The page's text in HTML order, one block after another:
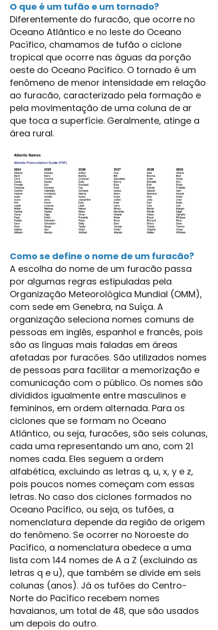
O que é um tufão e um tornado?
Diferentemente do furacão, que ocorre no
Oceano Atlântico e no leste do Oceano
Pacífico, chamamos de tufão o ciclone
tropical que ocorre nas águas da porção
oeste do Oceano Pacífico. O tornado é um
fenômeno de menor intensidade em relação
ao furacão, caracterizado pela formação e
pela movimentação de uma coluna de ar
que toca a superfície. Geralmente, atinge a
área rural.
Como se define o nome de um furacão?
A escolha do nome de um furacão passa
por algumas regras estipuladas pela
Organização Meteorológica Mundial (OMM),
com sede em Genebra, na Suíça. A
organização seleciona nomes comuns de
pessoas em inglês, espanhol e francês, pois
são as línguas mais faladas em áreas
afetadas por furacões. São utilizados nomes
de pessoas para facilitar a memorização e
comunicação com o público. Os nomes são
divididos igualmente entre masculinos e
femininos, em ordem alternada. Para os
ciclones que se formam no Oceano
Atlântico, ou seja, furacões, são seis colunas,
cada uma representando um ano, com 21
nomes cada. Eles seguem a ordem
alfabética, excluindo as letras q, u, x, y e z,
pois poucos nomes começam com essas
letras. No caso dos ciclones formados no
Oceano Pacífico, ou seja, os tufões, a
nomenclatura depende da região de origem
do fenômeno. Se ocorrer no Noroeste do
Pacífico, a nomenclatura obedece a uma
lista com 144 nomes de A a Z (excluindo as
letras q e u), que também se divide em seis
colunas (anos). Já os tufões do Centro-
Norte do Pacífico recebem nomes
havaianos, um total de 48, que são usados
um depois do outro.